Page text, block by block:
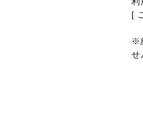
[
※
せ